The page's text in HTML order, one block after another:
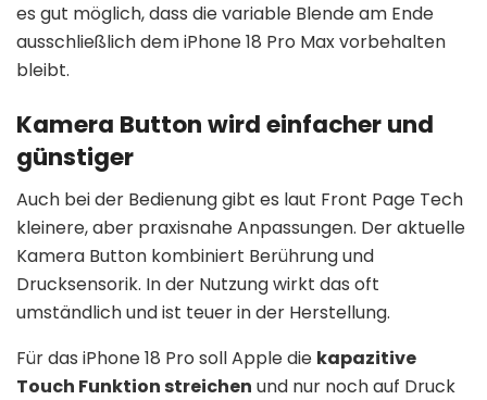
es gut möglich, dass die variable Blende am Ende
ausschließlich dem iPhone 18 Pro Max vorbehalten
bleibt.
Kamera Button wird einfacher und
günstiger
Auch bei der Bedienung gibt es laut Front Page Tech
kleinere, aber praxisnahe Anpassungen. Der aktuelle
Kamera Button kombiniert Berührung und
Drucksensorik. In der Nutzung wirkt das oft
umständlich und ist teuer in der Herstellung.
Für das iPhone 18 Pro soll Apple die kapazitive
Touch Funktion streichen und nur noch auf Druck